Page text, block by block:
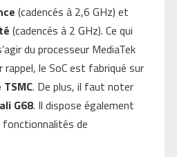
(cadencés à 2,6 GHz) et
(cadencés à 2 GHz). Ce qui
du processeur MediaTek
le SoC est fabriqué sur
. De plus, il faut noter
G68. Il dispose également
fonctionnalités de